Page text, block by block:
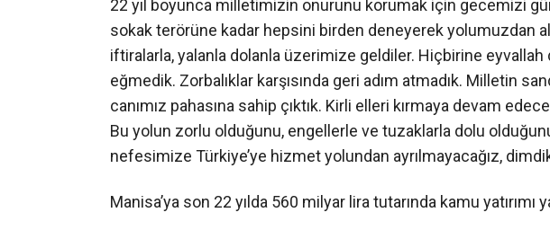
22 yıl boyunca milletimizin onurunu korumak için gecemizi
sokak terörüne kadar hepsini birden deneyerek yolumuzdan
iftiralarla, yalanla dolanla üzerimize geldiler. Hiçbirine
eğmedik. Zorbalıklar karşısında geri adım atmadık. Milletin
canımız pahasına sahip çıktık. Kirli elleri kırmaya devam
Bu yolun zorlu olduğunu, engellerle ve tuzaklarla dolu
nefesimize Türkiye’ye hizmet yolundan ayrılmayacağız,
Manisa’ya son 22 yılda 560 milyar lira tutarında kamu yatırımı